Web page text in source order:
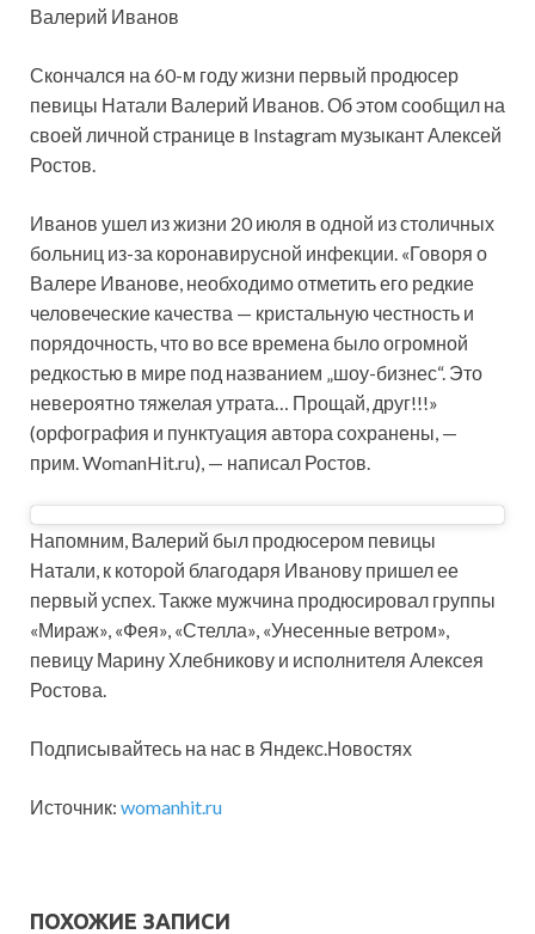
Валерий Иванов
Скончался на 60-м году жизни первый продюсер
певицы Натали Валерий Иванов. Об этом сообщил на
своей личной странице в Instagram музыкант Алексей
Ростов.
Иванов ушел из жизни 20 июля в одной из столичных
больниц из-за коронавирусной инфекции. «Говоря о
Валере Иванове, необходимо отметить его редкие
человеческие качества — кристальную честность и
порядочность, что во все времена было огромной
редкостью в мире под названием „шоу-бизнес“. Это
невероятно тяжелая утрата… Прощай, друг!!!»
(орфография и пунктуация автора сохранены, —
прим. WomanHit.ru), — написал Ростов.
Напомним, Валерий был продюсером певицы
Натали, к которой благодаря Иванову пришел ее
первый успех. Также мужчина продюсировал группы
«Мираж», «Фея», «Стелла», «Унесенные ветром»,
певицу Марину Хлебникову и исполнителя Алексея
Ростова.
Подписывайтесь на нас в Яндекс.Новостях
Источник: womanhit.ru
ПОХОЖИЕ ЗАПИСИ